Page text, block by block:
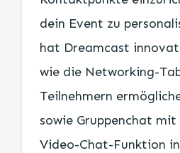
dein Event zu
hat Dreamcast
wie die Networking-
Teilnehmern
sowie Gruppenchat
Video-Chat-Funktion